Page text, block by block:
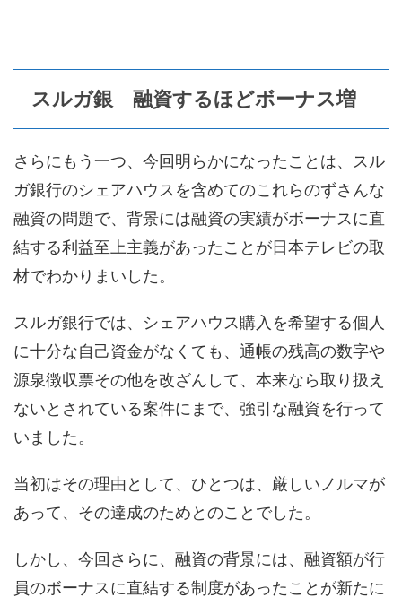
スルガ銀 融資するほどボーナス増
さらにもう一つ、今回明らかになったことは、スル
ガ銀行のシェアハウスを含めてのこれらのずさんな
融資の問題で、背景には融資の実績がボーナスに直
結する利益至上主義があったことが日本テレビの取
材でわかりまいした。
スルガ銀行では、シェアハウス購入を希望する個人
に十分な自己資金がなくても、通帳の残高の数字や
源泉徴収票その他を改ざんして、本来なら取り扱え
ないとされている案件にまで、強引な融資を行って
いました。
当初はその理由として、ひとつは、厳しいノルマが
あって、その達成のためとのことでした。
しかし、今回さらに、融資の背景には、融資額が行
員のボーナスに直結する制度があったことが新たに